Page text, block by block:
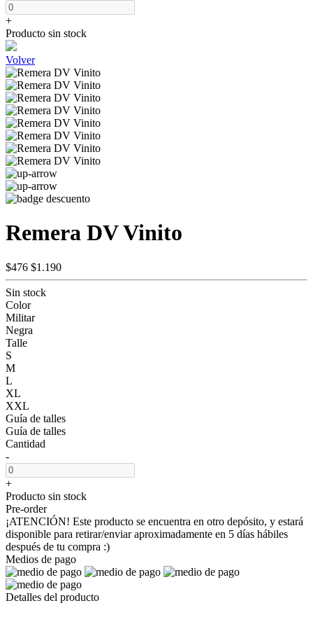
+
Producto sin stock
Volver
Remera DV Vinito
$476 $1.190
Sin stock
Color
Militar
Negra
Talle
S
M
L
XL
XXL
Guía de talles
Guía de talles
Cantidad
-
+
Producto sin stock
Pre-order
¡ATENCIÓN! Este producto se encuentra en otro depósito, y estará
disponible para retirar/enviar aproximadamente en 5 días hábiles
después de tu compra :)
Medios de pago
Detalles del producto